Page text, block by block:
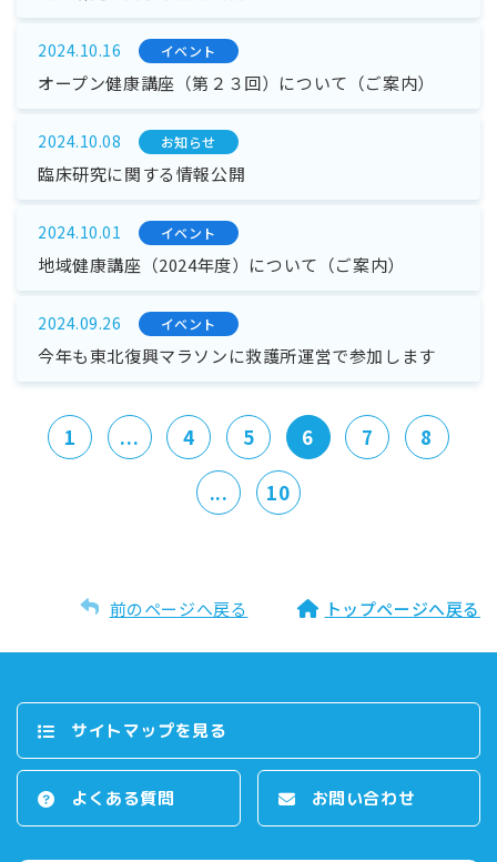
2024.10.16 イベント
オープン健康講座（第２３回）について（ご案内）
2024.10.08 お知らせ
臨床研究に関する情報公開
2024.10.01 イベント
地域健康講座（2024年度）について（ご案内）
2024.09.26 イベント
今年も東北復興マラソンに救護所運営で参加します
1 ... 4 5 6 7
8
...
10
前のページへ戻る トップページへ戻る
サイトマップを⾒る
よくある質問 お問い合わせ